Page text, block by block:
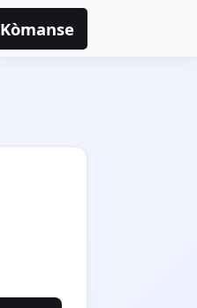
Kòmanse